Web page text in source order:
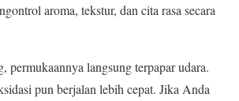
aroma, tekstur, dan cita rasa secara
permukaannya langsung terpapar udara.
pun berjalan lebih cepat. Jika Anda